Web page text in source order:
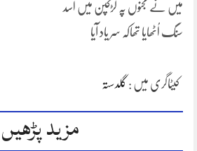
میں نے مجنوں پہ لڑکپن میں اسد
سنگ اُٹھایا تھاکہ سر یاد آیا
کیٹاگری میں : گلدستہ
مزید پڑھیں